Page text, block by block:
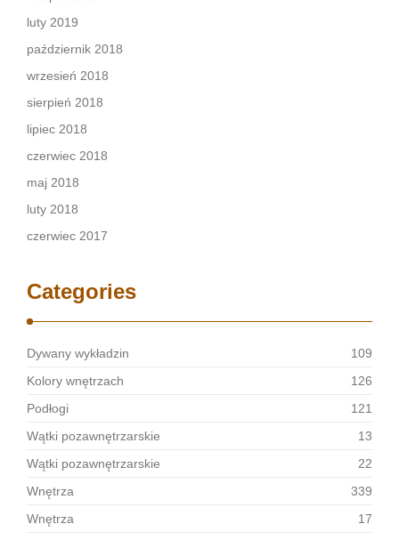
luty 2019
październik 2018
wrzesień 2018
sierpień 2018
lipiec 2018
czerwiec 2018
maj 2018
luty 2018
czerwiec 2017
Categories
Dywany wykładzin
109
Kolory wnętrzach
126
Podłogi
121
Wątki pozawnętrzarskie
13
Wątki pozawnętrzarskie
22
Wnętrza
339
Wnętrza
17